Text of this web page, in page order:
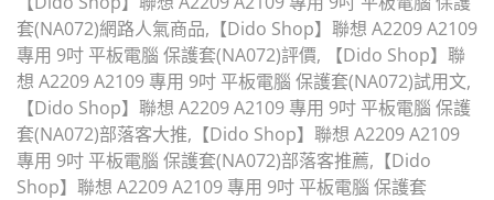
套(NA072)網路人氣商品,【Dido Shop】聯想 A2209 A2109
專用 9吋 平板電腦 保護套(NA072)評價, 【Dido Shop】聯
想 A2209 A2109 專用 9吋 平板電腦 保護套(NA072)試用文,
【Dido Shop】聯想 A2209 A2109 專用 9吋 平板電腦 保護
套(NA072)部落客大推,【Dido Shop】聯想 A2209 A2109
專用 9吋 平板電腦 保護套(NA072)部落客推薦,【Dido
Shop】聯想 A2209 A2109 專用 9吋 平板電腦 保護套